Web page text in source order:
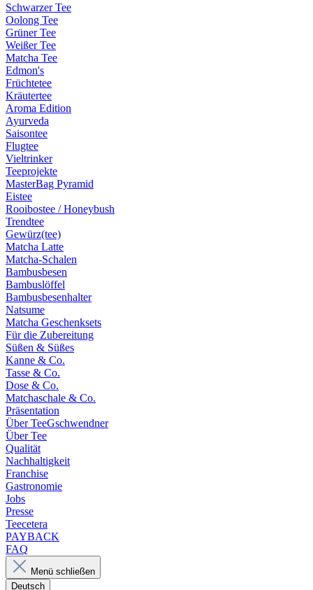
Schwarzer Tee
Oolong Tee
Grüner Tee
Weißer Tee
Matcha Tee
Edmon's
Früchtetee
Kräutertee
Aroma Edition
Ayurveda
Saisontee
Flugtee
Vieltrinker
Teeprojekte
MasterBag Pyramid
Eistee
Rooibostee / Honeybush
Trendtee
Gewürz(tee)
Matcha Latte
Matcha-Schalen
Bambusbesen
Bambuslöffel
Bambusbesenhalter
Natsume
Matcha Geschenksets
Für die Zubereitung
Süßen & Süßes
Kanne & Co.
Tasse & Co.
Dose & Co.
Matchaschale & Co.
Präsentation
Über TeeGschwendner
Über Tee
Qualität
Nachhaltigkeit
Franchise
Gastronomie
Jobs
Presse
Teecetera
PAYBACK
FAQ
Menü schließen
Deutsch